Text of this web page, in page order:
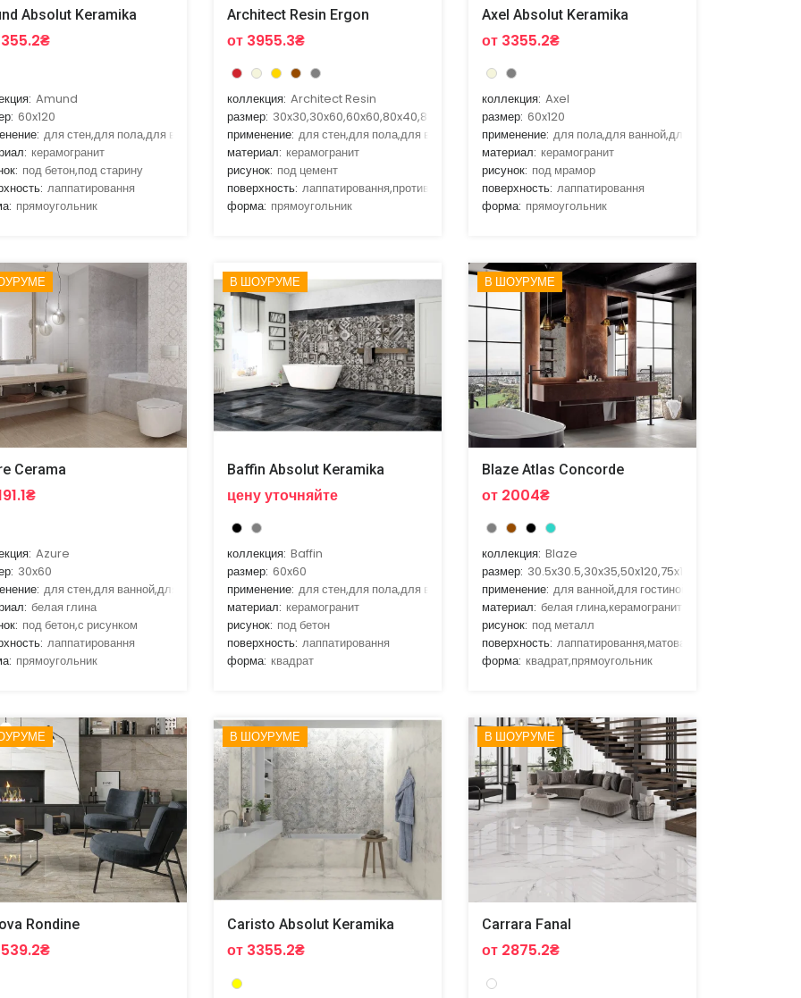
Absolut Keramika
Amund
60x120
для стен,для пола,для ванной,для гостиной,для кухни
керамогранит
под бетон,под старину
лаппатировання
прямоугольник
Architect Resin Ergon
от 3955.3₴
коллекция: Architect Resin
размер: 30x30,30x60,60x60,80x40,80x80
применение: для стен,для пола,для ванной,для гостиной,для кухни
материал: керамогранит
рисунок: под цемент
поверхность: лаппатировання,противоскальзящая
форма: прямоугольник
Axel Absolut Keramika
от 3355.2₴
коллекция: Axel
размер: 60x120
применение: для пола,для ванной,для гостиной,для
материал: керамогранит
рисунок: под мрамор
поверхность: лаппатировання
форма: прямоугольник
Cerama
Azure
30x60
для стен,для ванной,для кухни
белая глина
под бетон,с рисунком
лаппатировання
прямоугольник
В ШОУРУМЕ
Baffin Absolut Keramika
цену уточняйте
коллекция: Baffin
размер: 60x60
применение: для стен,для пола,для ванной,для гостиной,для кухни
материал: керамогранит
рисунок: под бетон
поверхность: лаппатировання
форма: квадрат
В ШОУРУМЕ
Blaze Atlas Concorde
от 2004₴
коллекция: Blaze
размер: 30.5x30.5,30x35,50x120,75x150
применение: для ванной,для гостиной,для улицы,для
материал: белая глина,керамогранит
рисунок: под металл
поверхность: лаппатировання,матовая,рельефная
форма: квадрат,прямоугольник
Rondine
В ШОУРУМЕ
Caristo Absolut Keramika
от 3355.2₴
В ШОУРУМЕ
Carrara Fanal
от 2875.2₴